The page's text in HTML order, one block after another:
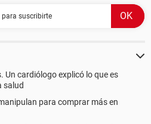
Un cardiólogo explicó lo que es
salud
para comprar más en